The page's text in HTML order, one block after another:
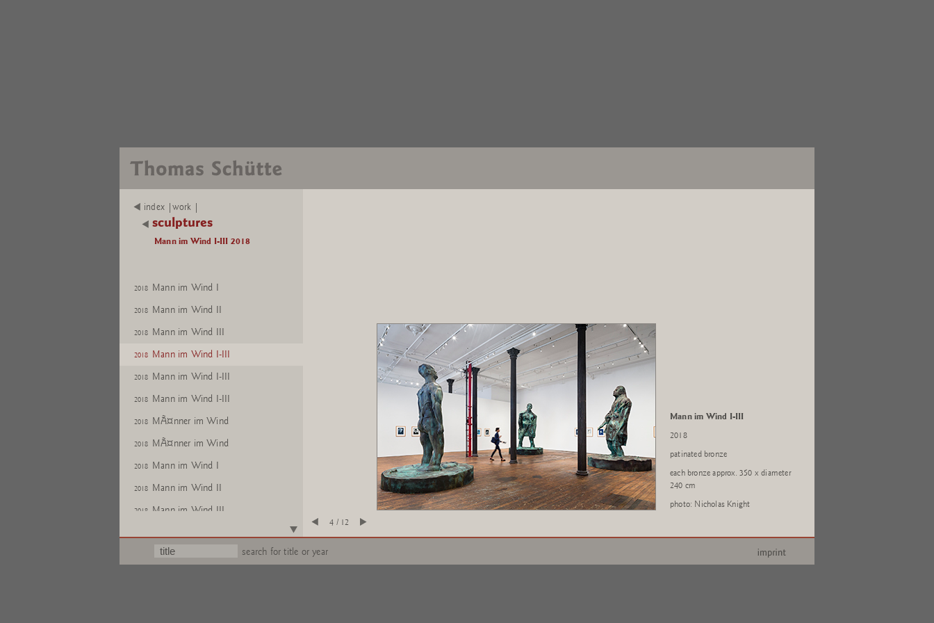
index |work |
sculptures
Mann im Wind I-III 2018
2018 Mann im Wind I
2018 Mann im Wind II
2018 Mann im Wind III
2018 Mann im Wind I-III
2018 Mann im Wind I-III
2018 Mann im Wind I-III
2018 MÃ¤nner im Wind
2018 MÃ¤nner im Wind
2018 Mann im Wind I
2018 Mann im Wind II
2018 Mann im Wind III
Mann im Wind I-III
2018
patinated bronze
each bronze approx. 350 x diameter
240 cm
photo: Nicholas Knight
4 / 12
search for title or year